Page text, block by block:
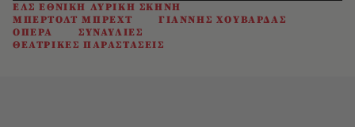
ΕΛΣ ΕΘΝΙΚΗ ΛΥΡΙΚΗ ΣΚΗΝΗ
ΜΠΕΡΤΟΛΤ ΜΠΡΕΧΤ
ΓΙΑΝΝΗΣ ΧΟΥΒΑΡΔΑΣ
ΟΠΕΡΑ
ΣΥΝΑΥΛΙΕΣ
ΘΕΑΤΡΙΚΕΣ ΠΑΡΑΣΤΑΣΕΙΣ